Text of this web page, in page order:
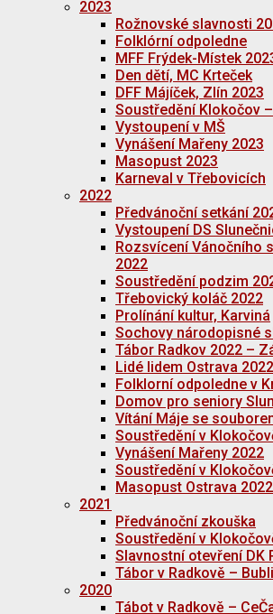
2023
Rožnovské slavnosti
Folklórní odpoledne
MFF Frýdek-Místek
Den dětí, MC Krteček
DFF Májíček, Zlín 2023
Soustředění Klokočov
Vystoupení v MŠ
Vynášení Mařeny 2023
Masopust 2023
Karneval v Třebovicích
2022
Předvánoční setkání
Vystoupení DS
Rozsvícení Vánočního
2022
Soustředění podzim
Třebovický koláč 2022
Prolínání kultur, Karviná
Sochovy národopisné
Tábor Radkov 2022 –
Lidé lidem Ostrava 2022
Folklorní odpoledne v
Domov pro seniory
Vítání Máje se
Soustředění v
Vynášení Mařeny 2022
Soustředění v
Masopust Ostrava 2022
2021
Předvánoční zkouška
Soustředění v
Slavnostní otevření DK
Tábor v Radkově –
2020
Tábot v Radkově –